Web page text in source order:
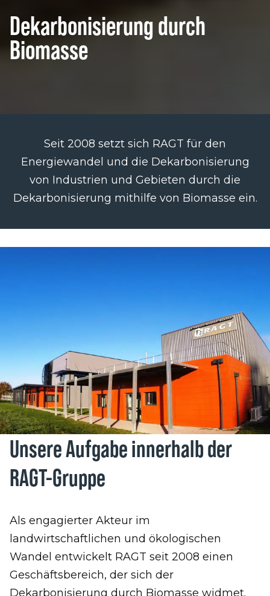
Dekarbonisierung durch
Biomasse
Seit 2008 setzt sich RAGT für den
Energiewandel und die Dekarbonisierung
von Industrien und Gebieten durch die
Dekarbonisierung mithilfe von Biomasse ein.
Unsere Aufgabe innerhalb der
RAGT-Gruppe
Als engagierter Akteur im
landwirtschaftlichen und ökologischen
Wandel entwickelt RAGT seit 2008 einen
Geschäftsbereich, der sich der
Dekarbonisierung durch Biomasse widmet.